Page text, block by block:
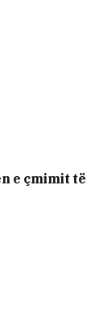
e çmimit të